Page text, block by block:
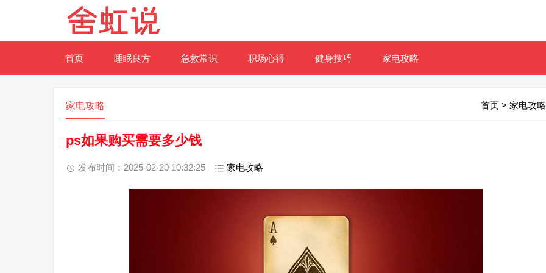
首页 睡眠良方 急救常识 职场心得 健身技巧 家电攻略
首页 > 家电攻略
家电攻略
ps如果购买需要多少钱
发布时间：2025-02-20 10:32:25 家电攻略